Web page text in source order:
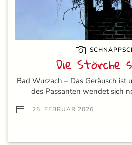
Die Störche
Bad Wurzach – Das Geräusch ist
des Passanten wendet sich
25. FEBRUAR 2026